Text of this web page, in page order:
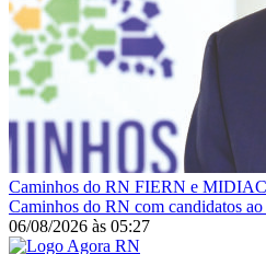
Caminhos do RN FIERN e
Caminhos do RN com candidatos
06/08/2026 às 05:27